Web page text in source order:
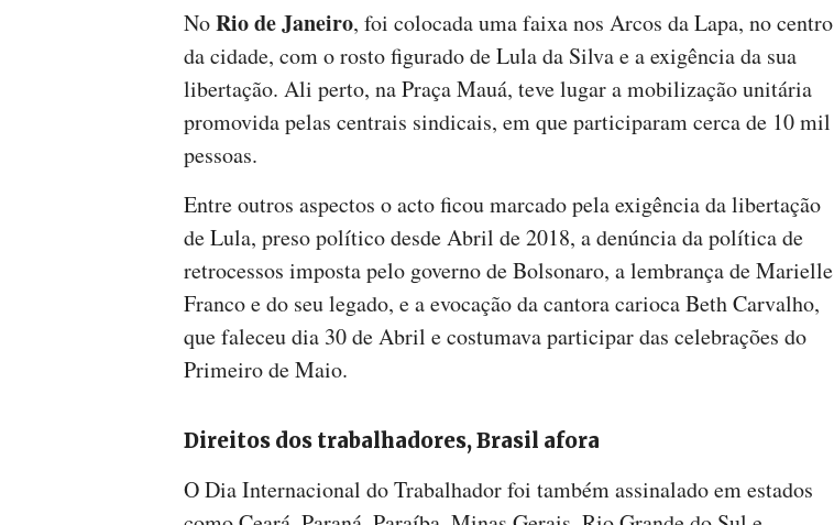
NoRio de Janeiro, foi colocada uma faixa nos Arcos da Lapa, no centro
da cidade, com o rosto figurado de Lula da Silva e a exigência da sua
libertação. Ali perto, na Praça Mauá, teve lugar a mobilização unitária
promovida pelas centrais sindicais, em que participaram cerca de 10 mil
pessoas.
Entre outros aspectos o acto ficou marcado pela exigência da libertação
de Lula, preso político desde Abril de 2018, a denúncia da política de
retrocessos imposta pelo governo de Bolsonaro, a lembrança de Marielle
Franco e do seu legado, e a evocação da cantora carioca Beth Carvalho,
que faleceu dia 30 de Abril e costumava participar das celebrações do
Primeiro de Maio.
Direitos dos trabalhadores, Brasil afora
O Dia Internacional do Trabalhador foi também assinalado em estados